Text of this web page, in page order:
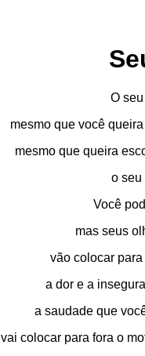
O
mesmo que você
mesmo que queira
o seu
Você
mas seus
vão colocar
a dor e a
a saudade que
vai colocar para fora o